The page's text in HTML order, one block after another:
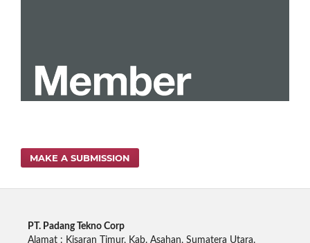
MAKE A SUBMISSION
PT. Padang Tekno Corp
Alamat : Kisaran Timur, Kab. Asahan, Sumatera Utara.